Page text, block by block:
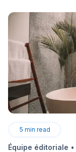
5 min read
Équipe éditoriale •